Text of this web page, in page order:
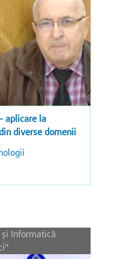
aplicare la
diverse domenii
Informatică